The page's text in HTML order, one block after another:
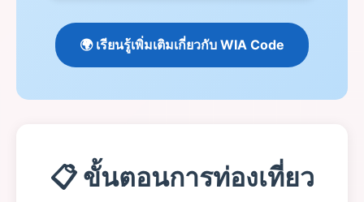
🌍 เรียนรู้เพิ่มเติมเกี่ยวกับ WIA Code
📋 ขั้นตอนการท่องเที่ยว